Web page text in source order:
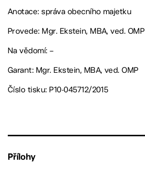
Anotace: správa obecního majetku
Provede: Mgr. Ekstein, MBA, ved. OMP
Na vědomí: –
Garant: Mgr. Ekstein, MBA, ved. OMP
Číslo tisku: P10-045712/2015
Přílohy